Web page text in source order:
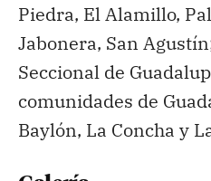
Piedra, El Alamillo,
Jabonera, San
Seccional de
comunidades de
Baylón, La Concha y